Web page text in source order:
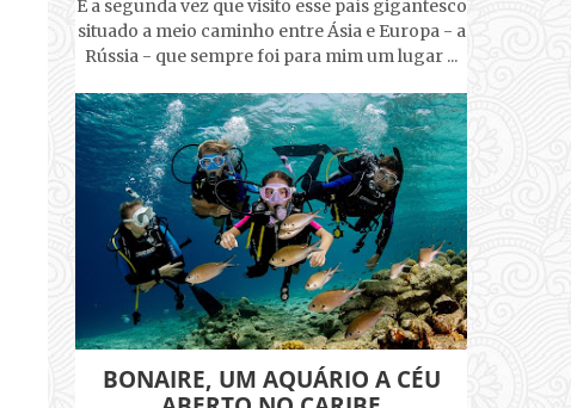
É a segunda vez que visito esse país gigantesco
situado a meio caminho entre Ásia e Europa - a
Rússia - que sempre foi para mim um lugar ...
BONAIRE, UM AQUÁRIO A CÉU